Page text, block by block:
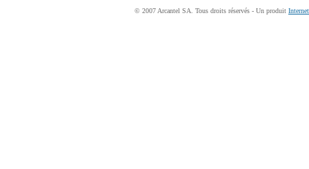
© 2007 Arcantel SA. Tous droits réservés - Un produit